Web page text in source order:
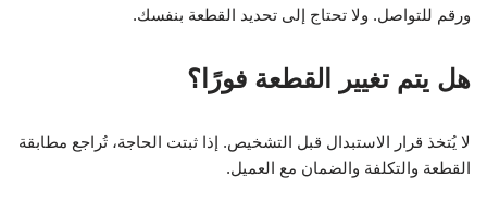
ورقم للتواصل. ولا تحتاج إلى تحديد القطعة بنفسك.
هل يتم تغيير القطعة فورًا؟
لا يُتخذ قرار الاستبدال قبل التشخيص. إذا ثبتت الحاجة، تُراجع مطابقة
القطعة والتكلفة والضمان مع العميل.